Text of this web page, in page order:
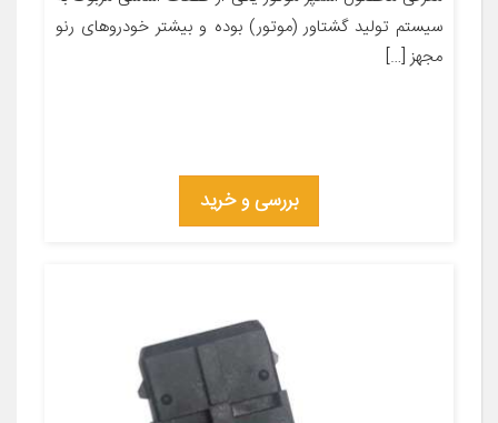
سیستم تولید گشتاور (موتور) بوده و بیشتر خودروهای رنو
مجهز […]
بررسی و خرید